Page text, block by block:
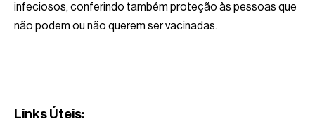
infeciosos, conferindo também proteção às pessoas que
não podem ou não querem ser vacinadas.
Links Úteis: